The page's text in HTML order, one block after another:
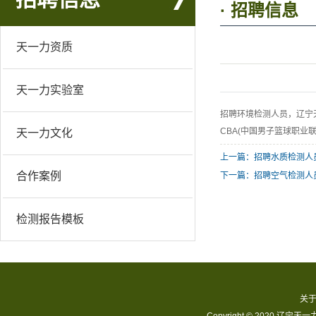
天一力资质
天一力实验室
天一力文化
合作案例
检测报告模板
· 招聘信息
招聘环境检测人员，辽
CBA(中国男子篮球职业
上一篇：招聘水质检测人
下一篇：招聘空气检测人
关